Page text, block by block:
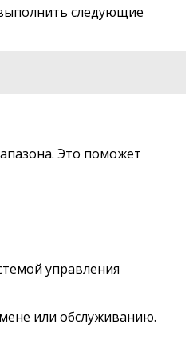
следующие
Это поможет
управления
или обслуживанию.